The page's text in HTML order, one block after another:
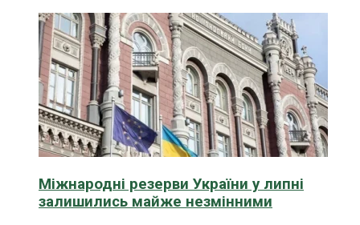
Міжнародні резерви України у липні
залишились майже незмінними